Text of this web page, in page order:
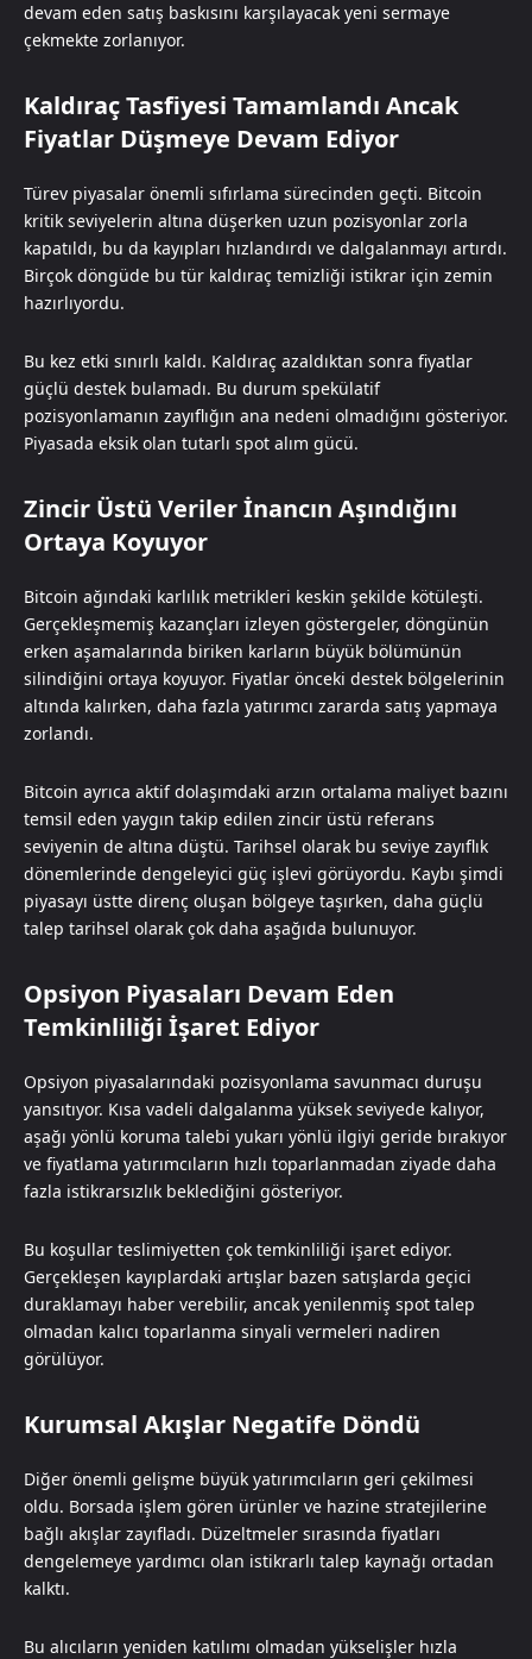
devam eden satış baskısını karşılayacak yeni sermaye
çekmekte zorlanıyor.
Kaldıraç Tasfiyesi Tamamlandı Ancak
Fiyatlar Düşmeye Devam Ediyor
Türev piyasalar önemli sıfırlama sürecinden geçti. Bitcoin
kritik seviyelerin altına düşerken uzun pozisyonlar zorla
kapatıldı, bu da kayıpları hızlandırdı ve dalgalanmayı artırdı.
Birçok döngüde bu tür kaldıraç temizliği istikrar için zemin
hazırlıyordu.
Bu kez etki sınırlı kaldı. Kaldıraç azaldıktan sonra fiyatlar
güçlü destek bulamadı. Bu durum spekülatif
pozisyonlamanın zayıflığın ana nedeni olmadığını gösteriyor.
Piyasada eksik olan tutarlı spot alım gücü.
Zincir Üstü Veriler İnancın Aşındığını
Ortaya Koyuyor
Bitcoin ağındaki karlılık metrikleri keskin şekilde kötüleşti.
Gerçekleşmemiş kazançları izleyen göstergeler, döngünün
erken aşamalarında biriken karların büyük bölümünün
silindiğini ortaya koyuyor. Fiyatlar önceki destek bölgelerinin
altında kalırken, daha fazla yatırımcı zararda satış yapmaya
zorlandı.
Bitcoin ayrıca aktif dolaşımdaki arzın ortalama maliyet bazını
temsil eden yaygın takip edilen zincir üstü referans
seviyenin de altına düştü. Tarihsel olarak bu seviye zayıflık
dönemlerinde dengeleyici güç işlevi görüyordu. Kaybı şimdi
piyasayı üstte direnç oluşan bölgeye taşırken, daha güçlü
talep tarihsel olarak çok daha aşağıda bulunuyor.
Opsiyon Piyasaları Devam Eden
Temkinliliği İşaret Ediyor
Opsiyon piyasalarındaki pozisyonlama savunmacı duruşu
yansıtıyor. Kısa vadeli dalgalanma yüksek seviyede kalıyor,
aşağı yönlü koruma talebi yukarı yönlü ilgiyi geride bırakıyor
ve fiyatlama yatırımcıların hızlı toparlanmadan ziyade daha
fazla istikrarsızlık beklediğini gösteriyor.
Bu koşullar teslimiyetten çok temkinliliği işaret ediyor.
Gerçekleşen kayıplardaki artışlar bazen satışlarda geçici
duraklamayı haber verebilir, ancak yenilenmiş spot talep
olmadan kalıcı toparlanma sinyali vermeleri nadiren
görülüyor.
Kurumsal Akışlar Negatife Döndü
Diğer önemli gelişme büyük yatırımcıların geri çekilmesi
oldu. Borsada işlem gören ürünler ve hazine stratejilerine
bağlı akışlar zayıfladı. Düzeltmeler sırasında fiyatları
dengelemeye yardımcı olan istikrarlı talep kaynağı ortadan
kalktı.
Bu alıcıların yeniden katılımı olmadan yükselişler hızla